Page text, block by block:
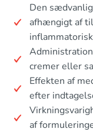
Den
afhængigt af
cremer eller
Effekten af
efter
af